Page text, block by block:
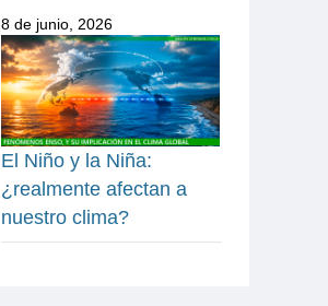
8 de junio, 2026
El Niño y la Niña:
¿realmente afectan a
nuestro clima?